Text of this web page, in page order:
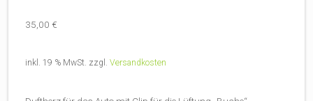
35,00 €
inkl. 19 % MwSt. zzgl. Versandkosten